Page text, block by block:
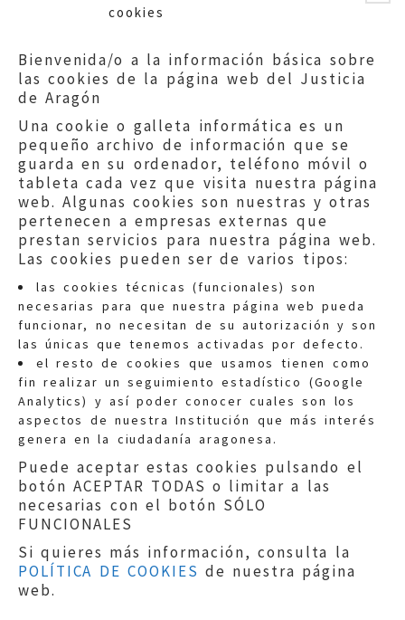
cookies
Bienvenida/o a la información básica sobre
las cookies de la página web del Justicia
de Aragón
Una cookie o galleta informática es un
pequeño archivo de información que se
guarda en su ordenador, teléfono móvil o
tableta cada vez que visita nuestra página
web. Algunas cookies son nuestras y otras
pertenecen a empresas externas que
prestan servicios para nuestra página web.
Las cookies pueden ser de varios tipos:
las cookies técnicas (funcionales) son
necesarias para que nuestra página web pueda
funcionar, no necesitan de su autorización y son
las únicas que tenemos activadas por defecto.
el resto de cookies que usamos tienen como
fin realizar un seguimiento estadístico (Google
Analytics) y así poder conocer cuales son los
aspectos de nuestra Institución que más interés
genera en la ciudadanía aragonesa.
Puede aceptar estas cookies pulsando el
botón ACEPTAR TODAS o limitar a las
necesarias con el botón SÓLO
FUNCIONALES
Si quieres más información, consulta la
POLÍTICA DE COOKIES de nuestra página
web.
Quejas:quejas@eljusticiadearagon.es
Información general:
informacion@eljusticiadearagon.es
Teléfonos:900 210 210/
Aviso legal|Política de privacidad|
Protección de Datos